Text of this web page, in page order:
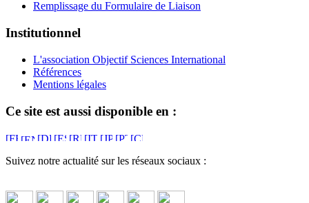
Remplissage du Formulaire de Liaison
Institutionnel
L'association Objectif Sciences International
Références
Mentions légales
Ce site est aussi disponible en :
Suivez notre actualité sur les réseaux sociaux :